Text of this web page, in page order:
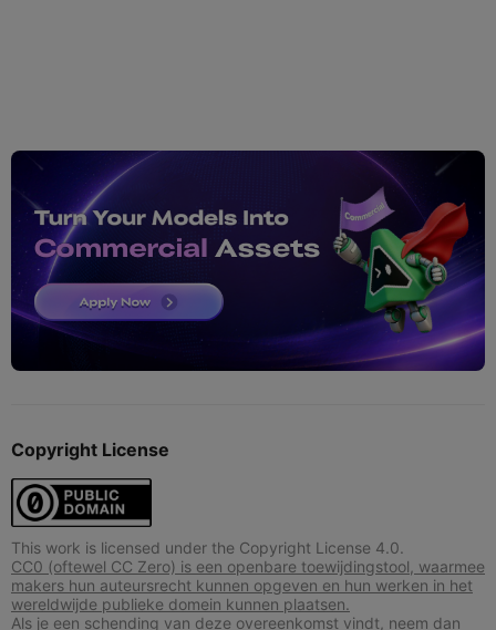
Copyright License
This work is licensed under the Copyright License 4.0.
CC0 (oftewel CC Zero) is een openbare toewijdingstool, waarmee
makers hun auteursrecht kunnen opgeven en hun werken in het
wereldwijde publieke domein kunnen plaatsen.
Als je een schending van deze overeenkomst vindt, neem dan